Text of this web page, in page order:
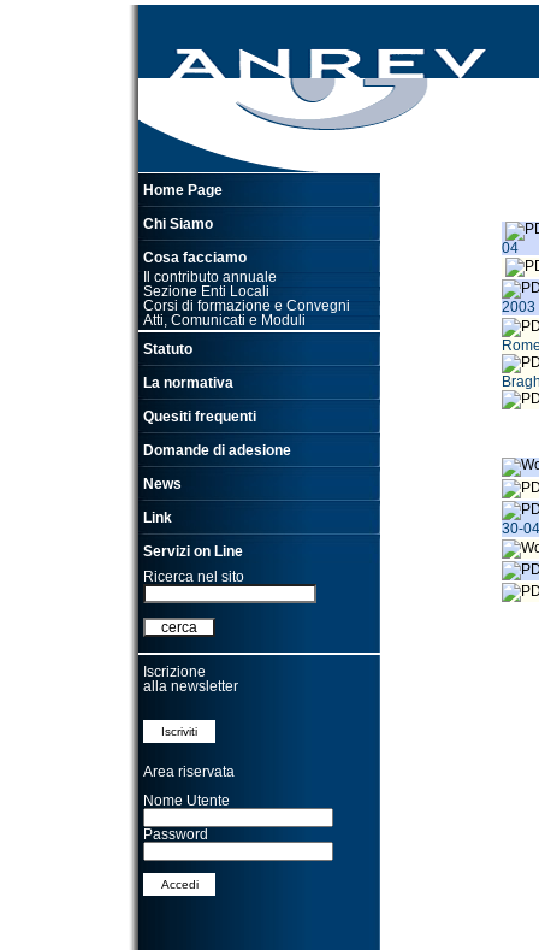
Home Page
Chi Siamo
Cosa facciamo
Il contributo annuale
Sezione Enti Locali
Corsi di formazione e Convegni
Atti, Comunicati e Moduli
Statuto
La normativa
Quesiti frequenti
Domande di adesione
News
Link
Servizi on Line
Ricerca nel sito
Iscrizione
alla newsletter
Area riservata
Nome Utente
Password
04
2003
30-